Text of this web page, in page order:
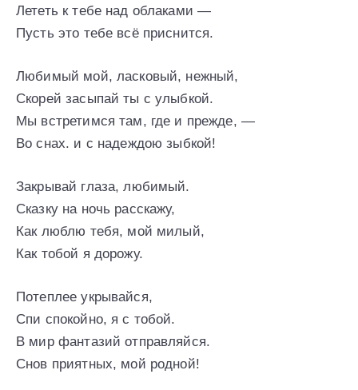
Лететь к тебе над облаками —
Пусть это тебе всё приснится.
Любимый мой, ласковый, нежный,
Скорей засыпай ты с улыбкой.
Мы встретимся там, где и прежде, —
Во снах. и с надеждою зыбкой!
Закрывай глаза, любимый.
Сказку на ночь расскажу,
Как люблю тебя, мой милый,
Как тобой я дорожу.
Потеплее укрывайся,
Спи спокойно, я с тобой.
В мир фантазий отправляйся.
Снов приятных, мой родной!